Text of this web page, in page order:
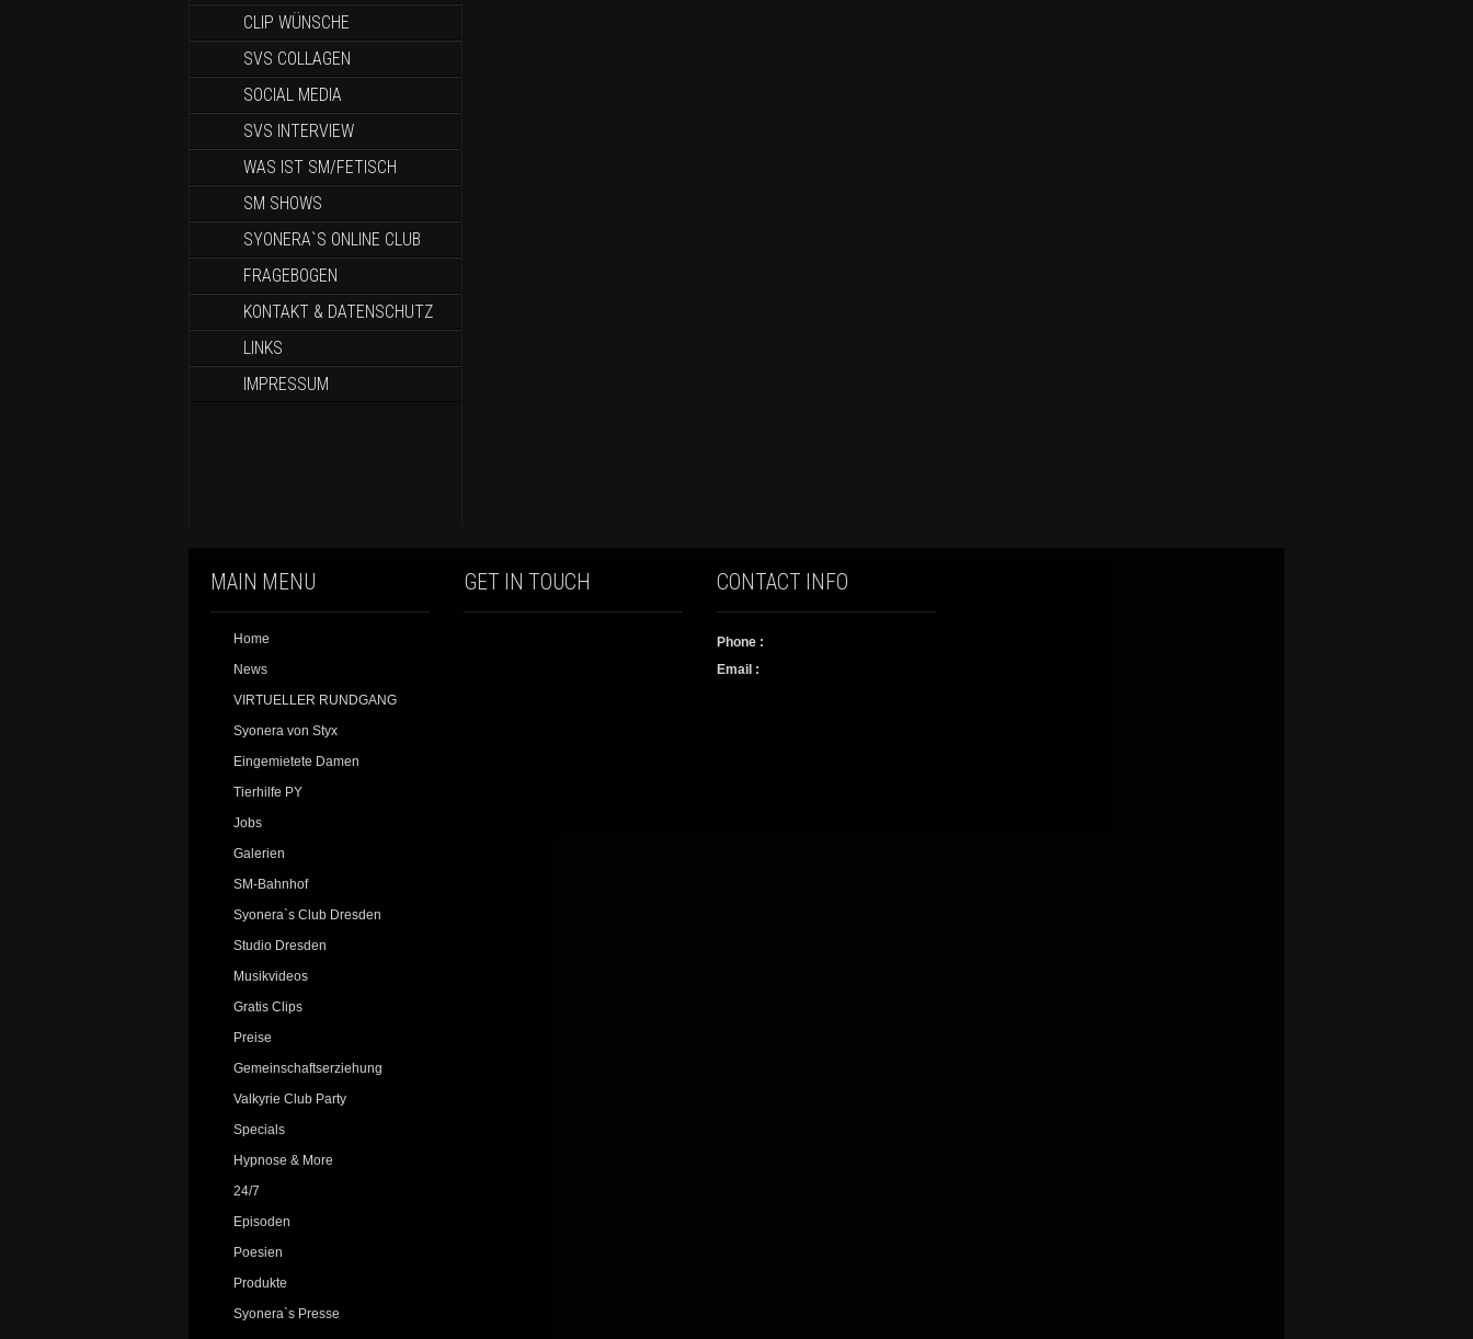
CLIP WÜNSCHE
SVS COLLAGEN
SOCIAL MEDIA
SVS INTERVIEW
WAS IST SM/FETISCH
SM SHOWS
SYONERA`S ONLINE CLUB
FRAGEBOGEN
KONTAKT & DATENSCHUTZ
LINKS
IMPRESSUM
MAIN MENU
Home
News
VIRTUELLER RUNDGANG
Syonera von Styx
Eingemietete Damen
Tierhilfe PY
Jobs
Galerien
SM-Bahnhof
Syonera`s Club Dresden
Studio Dresden
Musikvideos
Gratis Clips
Preise
Gemeinschaftserziehung
Valkyrie Club Party
Specials
Hypnose & More
24/7
Episoden
Poesien
Produkte
Syonera`s Presse
GET IN TOUCH CONTACT INFO
Phone :
Email :